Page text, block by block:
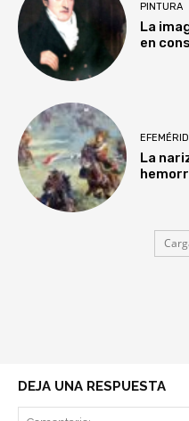
PINTURA
La
en
La
DEJA UNA RESPUESTA